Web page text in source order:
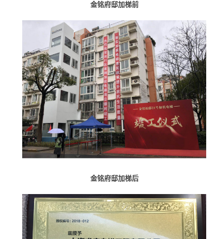
金铭府邸加梯前
金铭府邸加梯后